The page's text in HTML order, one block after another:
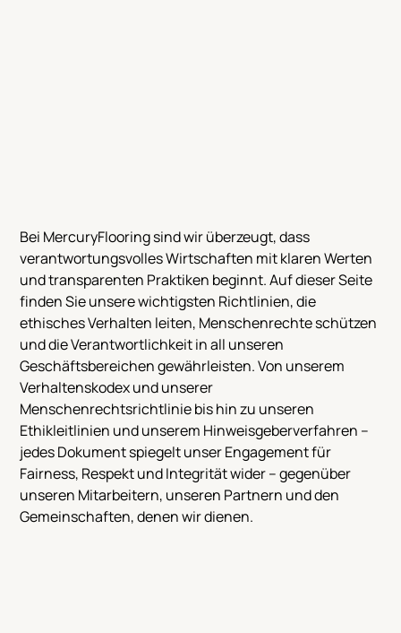
Bei MercuryFlooring sind wir überzeugt, dass
verantwortungsvolles Wirtschaften mit klaren Werten
und transparenten Praktiken beginnt. Auf dieser Seite
finden Sie unsere wichtigsten Richtlinien, die
ethisches Verhalten leiten, Menschenrechte schützen
und die Verantwortlichkeit in all unseren
Geschäftsbereichen gewährleisten. Von unserem
Verhaltenskodex und unserer
Menschenrechtsrichtlinie bis hin zu unseren
Ethikleitlinien und unserem Hinweisgeberverfahren –
jedes Dokument spiegelt unser Engagement für
Fairness, Respekt und Integrität wider – gegenüber
unseren Mitarbeitern, unseren Partnern und den
Gemeinschaften, denen wir dienen.